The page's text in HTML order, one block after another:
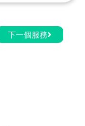
下一個服務